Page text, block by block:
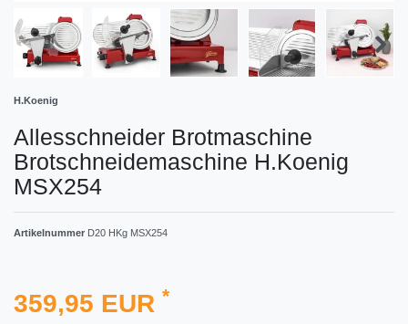
H.Koenig
Allesschneider Brotmaschine
Brotschneidemaschine H.Koenig
MSX254
Artikelnummer D20 HKg MSX254
359,95 EUR *